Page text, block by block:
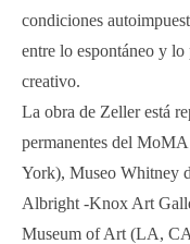
condiciones
entre lo espontáneo y lo
creativo.
La obra de Zeller está
permanentes del
York), Museo Whitney
Albright -Knox Art
Museum of Art (LA,